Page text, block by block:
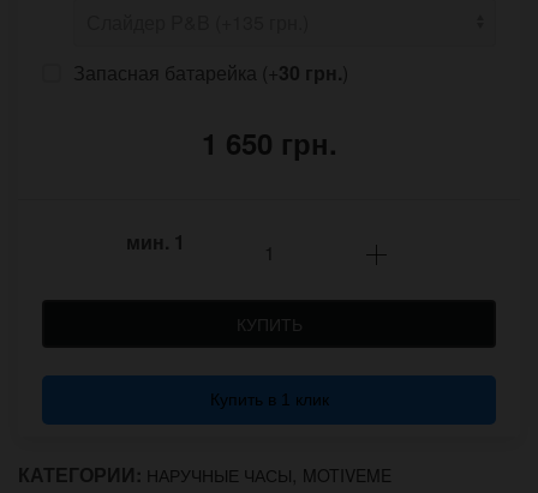
Запасная батарейка (+30 грн.)
1 650 грн.
мин. 1
КУПИТЬ
Купить в 1 клик
КАТЕГОРИИ: НАРУЧНЫЕ ЧАСЫ, MOTIVEME